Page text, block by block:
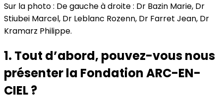
Sur la photo : De gauche à droite : Dr Bazin Marie, Dr
Stiubei Marcel, Dr Leblanc Rozenn, Dr Farret Jean, Dr
Kramarz Philippe.
1. Tout d’abord, pouvez-vous nous
présenter la Fondation ARC-EN-
CIEL ?